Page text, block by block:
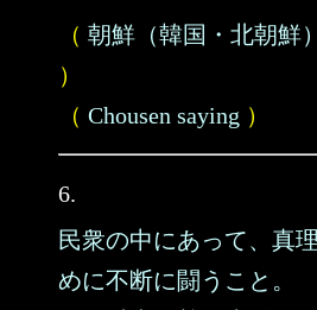
（ 朝鮮（韓国・北朝鮮
）
（ Chousen saying ）
6.
民衆の中にあって、真
めに不断に闘うこと。